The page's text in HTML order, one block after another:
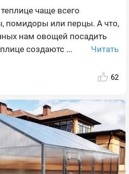
чаще всего
помидоры или перцы. А что,
нам овощей посадить
создаютс ...
Читать
62